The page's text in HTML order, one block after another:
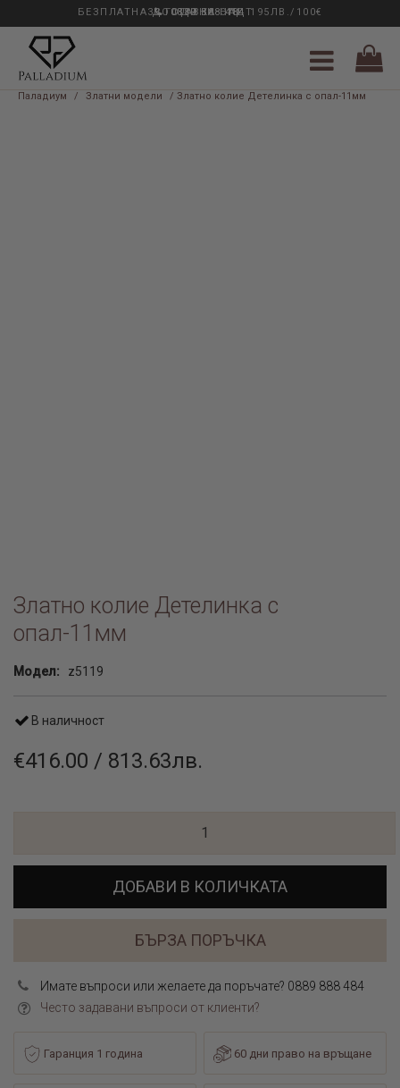
33 ГОДИНИ ОПИТ
БЕЗПЛАТНА ДОСТАВКА НАД 195ЛВ./100€
0889 888 484
Паладиум / Златни модели / Златно колие Детелинка с опал-11мм
Златно колие Детелинка с
опал-11мм
Модел: z5119
В наличност
€416.00 / 813.63лв.
ДОБАВИ В КОЛИЧКАТА
БЪРЗА ПОРЪЧКА
Имате въпроси или желаете да поръчате? 0889 888 484
Често задавани въпроси от клиенти?
Гаранция 1 година 60 дни право на връщане